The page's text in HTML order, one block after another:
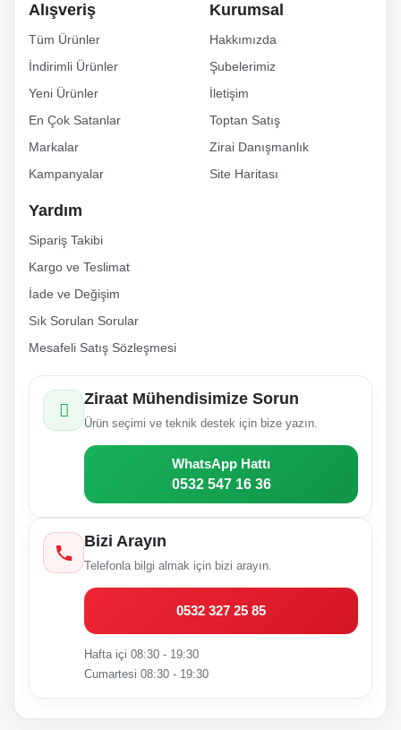
Bu ürüne benzer farklı alternatifler olmalı.
Gönder
Alışveriş
Tüm Ürünler
İndirimli Ürünler
Yeni Ürünler
En Çok Satanlar
Markalar
Kampanyalar
Kurumsal
Hakkımızda
Şubelerimiz
İletişim
Toptan Satış
Zirai Danışmanlık
Site Haritası
Yardım
Sipariş Takibi
Kargo ve Teslimat
İade ve Değişim
Sık Sorulan Sorular
Mesafeli Satış Sözleşmesi
Ziraat Mühendisimize Sorun
Ürün seçimi ve teknik destek için bize yazın.
WhatsApp Hattı
0532 547 16 36
Bizi Arayın
Telefonla bilgi almak için bizi arayın.
0532 327 25 85
Hafta içi 08:30 - 19:30
Cumartesi 08:30 - 19:30